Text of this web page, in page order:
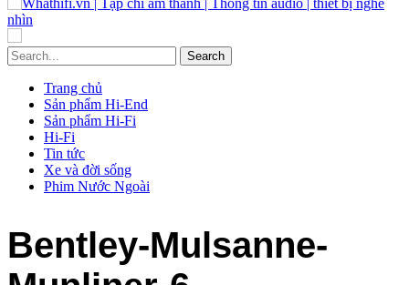
Trang chủ
Sản phẩm Hi-End
Sản phẩm Hi-Fi
Hi-Fi
Tin tức
Xe và đời sống
Phim Nước Ngoài
Bentley-Mulsanne-